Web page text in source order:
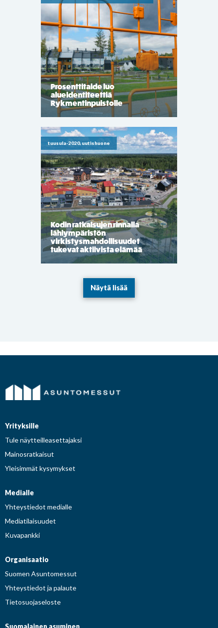
Prosenttitaide luo
alueidentiteettiä
Rykmentinpuistolle
tuusula-2020, uutishuone
Kodin ratkaisujen rinnalla
lähiympäristön
virkistysmahdollisuudet
tukevat aktiivista elämää
Näytä lisää
Yrityksille
Tule näytteilleasettajaksi
Mainosratkaisut
Yleisimmät kysymykset
Medialle
Yhteystiedot medialle
Mediatilaisuudet
Kuvapankki
Organisaatio
Suomen Asuntomessut
Yhteystiedot ja palaute
Tietosuojaseloste